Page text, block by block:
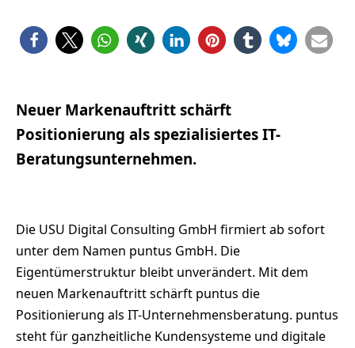
Neuer Markenauftritt schärft
Positionierung als spezialisiertes IT-
Beratungsunternehmen.
Die USU Digital Consulting GmbH firmiert ab sofort
unter dem Namen puntus GmbH. Die
Eigentümerstruktur bleibt unverändert. Mit dem
neuen Markenauftritt schärft puntus die
Positionierung als IT-Unternehmensberatung. puntus
steht für ganzheitliche Kundensysteme und digitale